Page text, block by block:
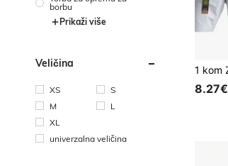
borbu
Prikaži više
Veličina
XS
S
M
L
XL
univerzalna veličina
8.27€